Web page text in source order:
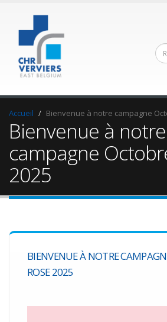
Accueil Bienvenue à notre campagne
Bienvenue à notre
campagne
2025
BIENVENUE À NOTRE
ROSE 2025